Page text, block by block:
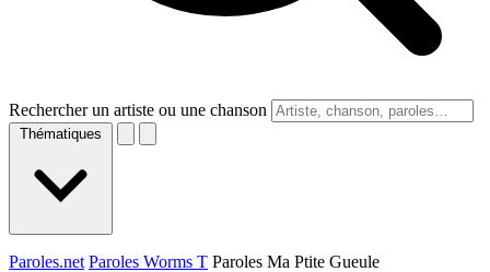
Rechercher un artiste ou une chanson
Thématiques
Paroles.net Paroles Worms T Paroles Ma Ptite Gueule